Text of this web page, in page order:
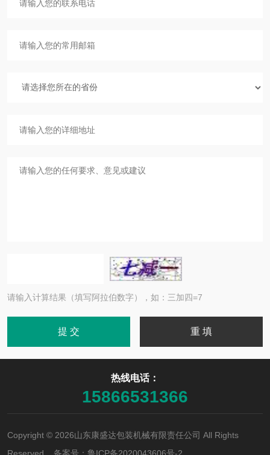
请输入计算结果（填写阿拉伯数字），如：三加四=7
热线电话：
15866531366
Copyright © 2026山东康盛达包装机械有限责任公司 All Rights